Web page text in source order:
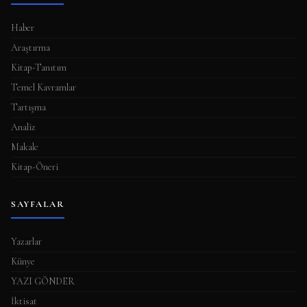
a
s
ı
Haber
Araştırma
Kitap-Tanıtım
Temel Kavramlar
Tartışma
Analiz
Makale
Kitap-Öneri
SAYFALAR
Yazarlar
Künye
YAZI GÖNDER
İktisat